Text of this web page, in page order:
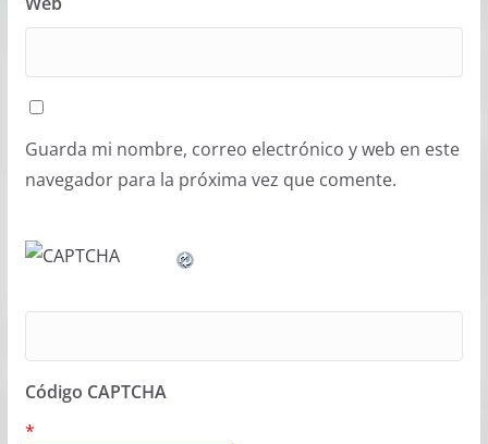
Guarda mi nombre, correo electrónico y web en este
navegador para la próxima vez que comente.
Código CAPTCHA
*